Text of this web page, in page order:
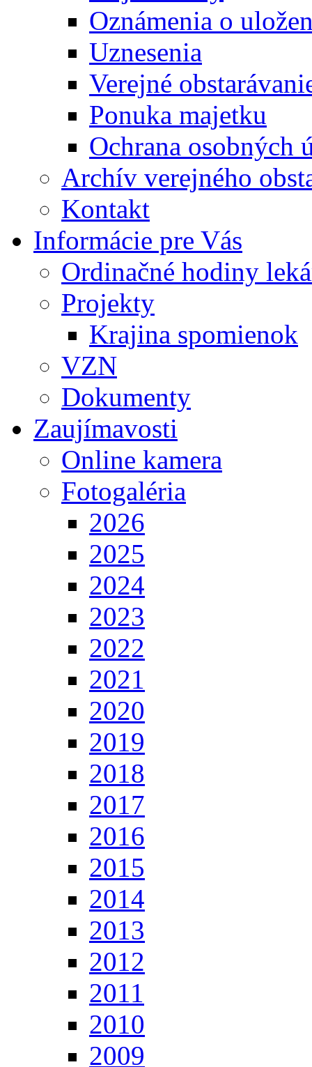
Oznámenia o
Uznesenia
Verejné
Ponuka majetku
Ochrana osobných
Archív verejného
Kontakt
Informácie pre Vás
Ordinačné hodiny
Projekty
Krajina spomienok
VZN
Dokumenty
Zaujímavosti
Online kamera
Fotogaléria
2026
2025
2024
2023
2022
2021
2020
2019
2018
2017
2016
2015
2014
2013
2012
2011
2010
2009